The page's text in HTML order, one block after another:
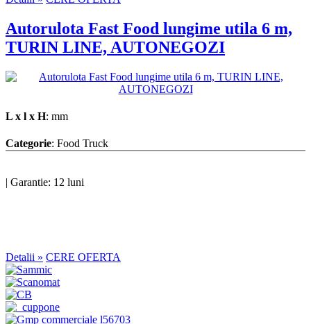
Autorulota Fast Food lungime utila 6 m,
TURIN LINE, AUTONEGOZI
L x l x H: mm
Categorie: Food Truck
| Garantie: 12 luni
Detalii » CERE OFERTA